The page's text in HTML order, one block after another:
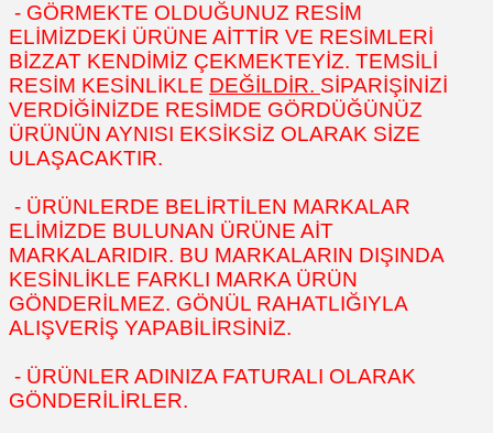
- GÖRMEKTE OLDUĞUNUZ RESİM
ELİMİZDEKİ ÜRÜNE AİTTİR VE RESİMLERİ
BİZZAT KENDİMİZ ÇEKMEKTEYİZ. TEMSİLİ
RESİM KESİNLİKLE DEĞİLDİR. SİPARİŞİNİZİ
VERDİĞİNİZDE RESİMDE GÖRDÜĞÜNÜZ
ÜRÜNÜN AYNISI EKSİKSİZ OLARAK SİZE
ULAŞACAKTIR.
- ÜRÜNLERDE BELİRTİLEN MARKALAR
ELİMİZDE BULUNAN ÜRÜNE AİT
MARKALARIDIR. BU MARKALARIN DIŞINDA
KESİNLİKLE FARKLI MARKA ÜRÜN
GÖNDERİLMEZ. GÖNÜL RAHATLIĞIYLA
ALIŞVERİŞ YAPABİLİRSİNİZ.
- ÜRÜNLER ADINIZA FATURALI OLARAK
GÖNDERİLİRLER.